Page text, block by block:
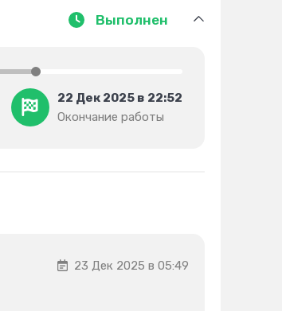
Выполнен
22 Дек 2025 в 22:52
Окончание работы
23 Дек 2025 в 05:49